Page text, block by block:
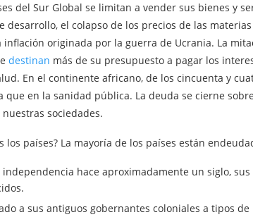
del Sur Global se limitan a vender sus bienes y
desarrollo, el colapso de los precios de las
inflación originada por la guerra de Ucrania. La
destinan más de su presupuesto a pagar los
En el continente africano, de los cincuenta y
que en la sanidad pública. La deuda se cierne
sociedades.
los países? La mayoría de los países están
hace aproximadamente un siglo,
a sus antiguos gobernantes coloniales a tipos